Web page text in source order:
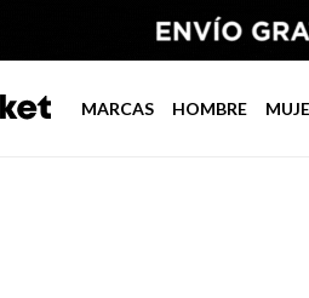
MARCAS HOMBRE